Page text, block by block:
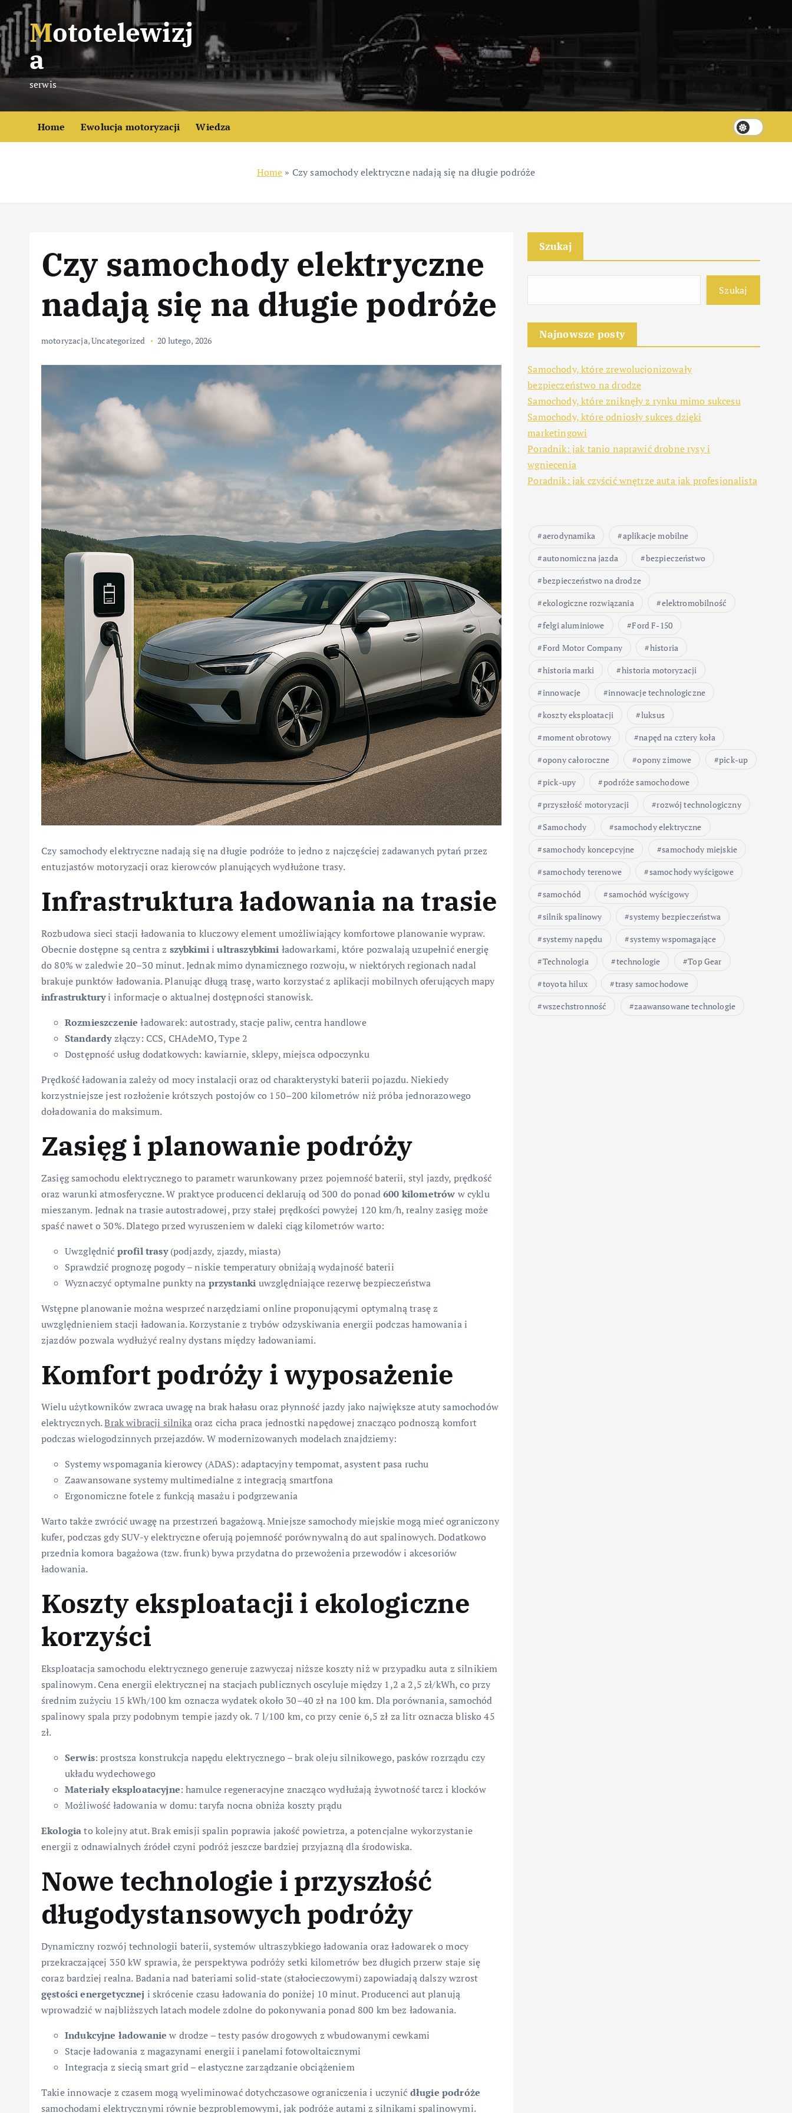
k
i
p
t
Mototelewizj
a
serwis
Home Ewolucja motoryzacji Wiedza
Home » Czy samochody elektryczne nadają się na długie podróże
Czy samochody elektryczne
nadają się na długie podróże
motoryzacja,Uncategorized 20 lutego, 2026
Czy samochody elektryczne nadają się na długie podróże to jedno z najczęściej zadawanych pytań przez
entuzjastów motoryzacji oraz kierowców planujących wydłużone trasy.
Infrastruktura ładowania na trasie
Rozbudowa sieci stacji ładowania to kluczowy element umożliwiający komfortowe planowanie wypraw.
Obecnie dostępne są centra z szybkimiiultraszybkimi ładowarkami, które pozwalają uzupełnić energię
do 80% w zaledwie 20–30 minut. Jednak mimo dynamicznego rozwoju, w niektórych regionach nadal
brakuje punktów ładowania. Planując długą trasę, warto korzystać z aplikacji mobilnych oferujących mapy
infrastrukturyi informacje o aktualnej dostępności stanowisk.
Rozmieszczenie ładowarek: autostrady, stacje paliw, centra handlowe
Standardyzłączy: CCS, CHAdeMO, Type 2
Dostępność usług dodatkowych: kawiarnie, sklepy, miejsca odpoczynku
Prędkość ładowania zależy od mocy instalacji oraz od charakterystyki baterii pojazdu. Niekiedy
korzystniejsze jest rozłożenie krótszych postojów co 150–200 kilometrów niż próba jednorazowego
doładowania do maksimum.
Zasięg i planowanie podróży
Zasięg samochodu elektrycznego to parametr warunkowany przez pojemność baterii, styl jazdy, prędkość
oraz warunki atmosferyczne. W praktyce producenci deklarują od 300 do ponad600 kilometrów w cyklu
mieszanym. Jednak na trasie autostradowej, przy stałej prędkości powyżej 120 km/h, realny zasięg może
spaść nawet o 30%. Dlatego przed wyruszeniem w daleki ciąg kilometrów warto:
Uwzględnić profil trasy(podjazdy, zjazdy, miasta)
Sprawdzić prognozę pogody – niskie temperatury obniżają wydajność baterii
Wyznaczyć optymalne punkty na przystanki uwzględniające rezerwę bezpieczeństwa
Wstępne planowanie można wesprzeć narzędziami online proponującymi optymalną trasę z
uwzględnieniem stacji ładowania. Korzystanie z trybów odzyskiwania energii podczas hamowania i
zjazdów pozwala wydłużyć realny dystans między ładowaniami.
Komfort podróży i wyposażenie
Wielu użytkowników zwraca uwagę na brak hałasu oraz płynność jazdy jako największe atuty samochodów
elektrycznych.Brak wibracji silnikaoraz cicha praca jednostki napędowej znacząco podnoszą komfort
podczas wielogodzinnych przejazdów. W modernizowanych modelach znajdziemy:
Systemy wspomagania kierowcy (ADAS): adaptacyjny tempomat, asystent pasa ruchu
Zaawansowane systemy multimedialne z integracją smartfona
Ergonomiczne fotele z funkcją masażu i podgrzewania
Warto także zwrócić uwagę na przestrzeń bagażową. Mniejsze samochody miejskie mogą mieć ograniczony
kufer, podczas gdy SUV-y elektryczne oferują pojemność porównywalną do aut spalinowych. Dodatkowo
przednia komora bagażowa (tzw. frunk) bywa przydatna do przewożenia przewodów i akcesoriów
ładowania.
Koszty eksploatacji i ekologiczne
korzyści
Eksploatacja samochodu elektrycznego generuje zazwyczaj niższe koszty niż w przypadku auta z silnikiem
spalinowym. Cena energii elektrycznej na stacjach publicznych oscyluje między 1,2 a 2,5 zł/kWh, co przy
średnim zużyciu 15 kWh/100 km oznacza wydatek około 30–40 zł na 100 km. Dla porównania, samochód
spalinowy spala przy podobnym tempie jazdy ok. 7 l/100 km, co przy cenie 6,5 zł za litr oznacza blisko 45
zł.
Serwis: prostsza konstrukcja napędu elektrycznego – brak oleju silnikowego, pasków rozrządu czy
układu wydechowego
Materiały eksploatacyjne: hamulce regeneracyjne znacząco wydłużają żywotność tarcz i klocków
Możliwość ładowania w domu: taryfa nocna obniża koszty prądu
Ekologiato kolejny atut. Brak emisji spalin poprawia jakość powietrza, a potencjalne wykorzystanie
energii z odnawialnych źródeł czyni podróż jeszcze bardziej przyjazną dla środowiska.
Nowe technologie i przyszłość
długodystansowych podróży
Dynamiczny rozwój technologii baterii, systemów ultraszybkiego ładowania oraz ładowarek o mocy
przekraczającej 350 kW sprawia, że perspektywa podróży setki kilometrów bez długich przerw staje się
coraz bardziej realna. Badania nad bateriami solid-state (stałocieczowymi) zapowiadają dalszy wzrost
gęstości energetycznej i skrócenie czasu ładowania do poniżej 10 minut. Producenci aut planują
wprowadzić w najbliższych latach modele zdolne do pokonywania ponad 800 km bez ładowania.
Indukcyjne ładowanie w drodze – testy pasów drogowych z wbudowanymi cewkami
Stacje ładowania z magazynami energii i panelami fotowoltaicznymi
Integracja z siecią smart grid – elastyczne zarządzanie obciążeniem
Takie innowacje z czasem mogą wyeliminować dotychczasowe ograniczenia i uczynić długie podróże
samochodami elektrycznymi równie bezproblemowymi, jak podróże autami z silnikami spalinowymi.
Szukaj
Szukaj
Najnowsze posty
Samochody, które zrewolucjonizowały
bezpieczeństwo na drodze
Samochody, które zniknęły z rynku mimo sukcesu
Samochody, które odniosły sukces dzięki
marketingowi
Poradnik: jak tanio naprawić drobne rysy i
wgniecenia
Poradnik: jak czyścić wnętrze auta jak profesjonalista
aerodynamika
aplikacje mobilne
autonomiczna jazda
bezpieczeństwo
bezpieczeństwo na drodze
ekologiczne rozwiązania
elektromobilność
felgi aluminiowe
Ford F-150
Ford Motor Company
historia
historia marki
historia motoryzacji
innowacje
innowacje technologiczne
koszty eksploatacji
luksus
moment obrotowy
napęd na cztery koła
opony całoroczne
opony zimowe
pick-up
pick-upy
podróże samochodowe
przyszłość motoryzacji
rozwój technologiczny
Samochody
samochody elektryczne
samochody koncepcyjne
samochody miejskie
samochody terenowe
samochody wyścigowe
samochód
samochód wyścigowy
silnik spalinowy
systemy bezpieczeństwa
systemy napędu
systemy wspomagające
Technologia
technologie
Top Gear
toyota hilux
trasy samochodowe
wszechstronność
zaawansowane technologie